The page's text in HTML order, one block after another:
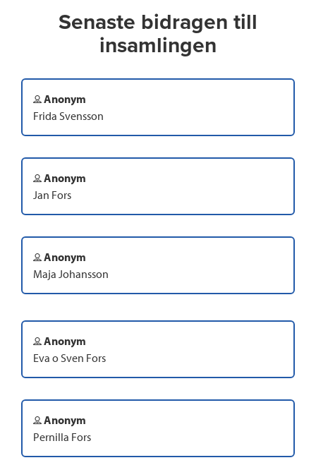
Senaste bidragen till
insamlingen
Anonym
Frida Svensson
Anonym
Jan Fors
Anonym
Maja Johansson
Anonym
Eva o Sven Fors
Anonym
Pernilla Fors